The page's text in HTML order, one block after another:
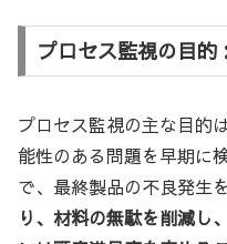
プロセス監視の目的
プロセス監視の主な目的
能性のある問題を早期に
で、最終製品の不良発生
り、材料の無駄を削減し